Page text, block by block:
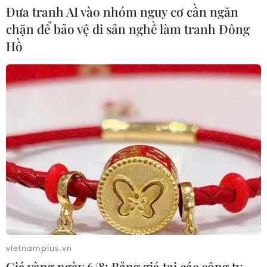
Giáo sư, Viện sỹ, Nhà giáo Nhân dân
Phạm Minh Hạc qua đời
31/07/2026 08:33
Xem thêm
CƠ QUAN CHỦ QUẢN: THÔNG TẤN XÃ VIỆT NAM
Tổng Biên tập: TRẦN TIẾN DUẨN
Phó Tổng Biên tập: NGUYỄN THỊ TÁM, KHÚC THANH
Đưa tranh AI vào nhóm nguy cơ cần ngăn
chặn để bảo vệ di sản nghề làm tranh Đông
Hồ
vietnamplus.vn